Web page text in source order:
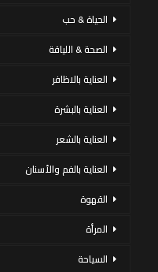
الحياة & حب
الصحة & اللياقة
العناية بالاظافر
العناية بالبشرة
العناية بالشعر
العناية بالفم والأسنان
القهوة
المرأة
السياحة